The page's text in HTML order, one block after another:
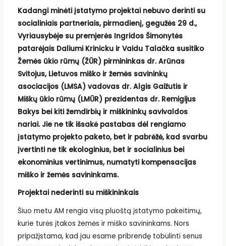
Kadangi minėti įstatymo projektai nebuvo derinti su
socialiniais partneriais, pirmadienį, gegužės 29 d.,
Vyriausybėje su premjerės Ingridos Šimonytės
patarėjais Daliumi Krinicku ir Vaidu Talačka susitiko
Žemės ūkio rūmų (ŽŪR) pirmininkas dr. Arūnas
Svitojus, Lietuvos miško ir žemės savininkų
asociacijos (LMSA) vadovas dr. Algis Gaižutis ir
Miškų ūkio rūmų (LMŪR) prezidentas dr. Remigijus
Bakys bei kiti žemdirbių ir miškininkų savivaldos
nariai. Jie ne tik išsakė pastabas dėl rengiamo
įstatymo projekto paketo, bet ir pabrėžė, kad svarbu
įvertinti ne tik ekologinius, bet ir socialinius bei
ekonominius vertinimus, numatyti kompensacijas
miško ir žemės savininkams.
Projektai nederinti su miškininkais
Šiuo metu AM rengia visą pluoštą įstatymo pakeitimų,
kurie turės įtakos žemės ir miško savininkams. Nors
pripažįstama, kad jau esame pribrendę tobulinti senus